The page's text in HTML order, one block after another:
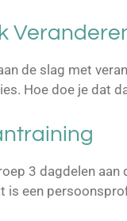
de slag met
Hoe doe je dat
3 dagdelen
is een